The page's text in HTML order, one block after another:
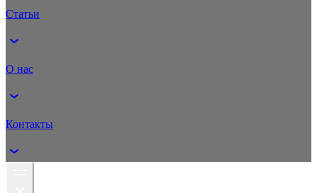
Статьи
О нас
Контакты